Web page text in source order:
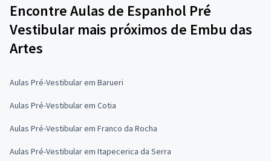
Encontre Aulas de Espanhol Pré
Vestibular mais próximos de Embu das
Artes
Aulas Pré-Vestibular em Barueri
Aulas Pré-Vestibular em Cotia
Aulas Pré-Vestibular em Franco da Rocha
Aulas Pré-Vestibular em Itapecerica da Serra